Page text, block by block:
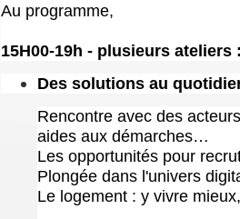
Au programme,
15H00-19h - plusieurs ateliers
Des solutions au
Rencontre avec des
aides aux démarches…
Les opportunités pour
Plongée dans l'univers
Le logement : y vivre